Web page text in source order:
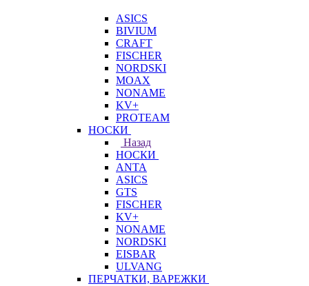
ASICS
BIVIUM
CRAFT
FISCHER
NORDSKI
MOAX
NONAME
KV+
PROTEAM
НОСКИ
Назад
НОСКИ
ANTA
ASICS
GTS
FISCHER
KV+
NONAME
NORDSKI
EISBAR
ULVANG
ПЕРЧАТКИ, ВАРЕЖКИ